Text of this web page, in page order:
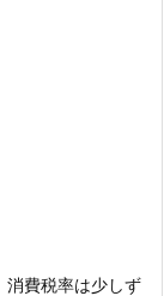
消費税率は少しず